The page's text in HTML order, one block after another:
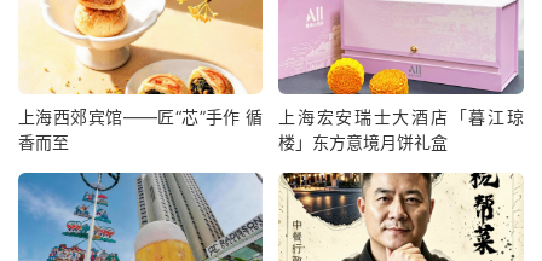
上海西郊宾馆——匠“芯”手作 循
香而至
上海宏安瑞士大酒店「暮江琼
楼」东方意境月饼礼盒